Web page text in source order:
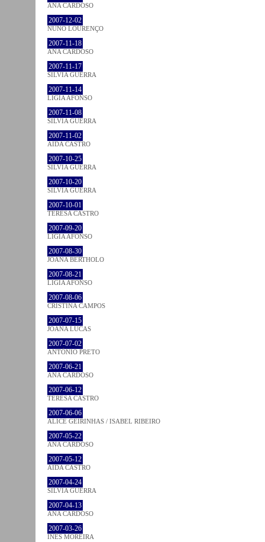
ANA CARDOSO
2007-12-02
NUNO LOURENÇO
2007-11-18
ANA CARDOSO
2007-11-17
SÍLVIA GUERRA
2007-11-14
LÍGIA AFONSO
2007-11-08
SÍLVIA GUERRA
2007-11-02
AIDA CASTRO
2007-10-25
SÍLVIA GUERRA
2007-10-20
SÍLVIA GUERRA
2007-10-01
TERESA CASTRO
2007-09-20
LÍGIA AFONSO
2007-08-30
JOANA BÉRTHOLO
2007-08-21
LÍGIA AFONSO
2007-08-06
CRISTINA CAMPOS
2007-07-15
JOANA LUCAS
2007-07-02
ANTÓNIO PRETO
2007-06-21
ANA CARDOSO
2007-06-12
TERESA CASTRO
2007-06-06
ALICE GEIRINHAS / ISABEL RIBEIRO
2007-05-22
ANA CARDOSO
2007-05-12
AIDA CASTRO
2007-04-24
SÍLVIA GUERRA
2007-04-13
ANA CARDOSO
2007-03-26
INÊS MOREIRA